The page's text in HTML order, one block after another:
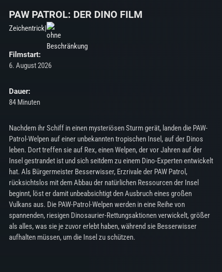
PAW PATROL: DER DINO FILM
Zeichentrick|
Filmstart:
6. August 2026
Dauer:
84 Minuten
Nachdem ihr Schiff in einen mysteriösen Sturm gerät, landen die PAW-
Patrol-Welpen auf einer unbekannten tropischen Insel, auf der Dinos
leben. Dort treffen sie auf Rex, einen Welpen, der vor Jahren auf der
Insel gestrandet ist und sich seitdem zu einem Dino-Experten entwickelt
hat. Als Bürgermeister Besserwisser, Erzrivale der PAW Patrol,
rücksichtslos mit dem Abbau der natürlichen Ressourcen der Insel
beginnt, löst er damit unbeabsichtigt den Ausbruch eines großen
Vulkans aus. Die PAW-Patrol-Welpen werden in eine Reihe von
spannenden, riesigen Dinosaurier-Rettungsaktionen verwickelt, größer
als alles, was sie je zuvor erlebt haben, während sie Besserwisser
aufhalten müssen, um die Insel zu schützen.